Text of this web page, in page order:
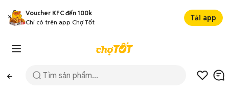
Voucher KFC đến 100k
Chỉ có trên app Chợ Tốt
Tải app